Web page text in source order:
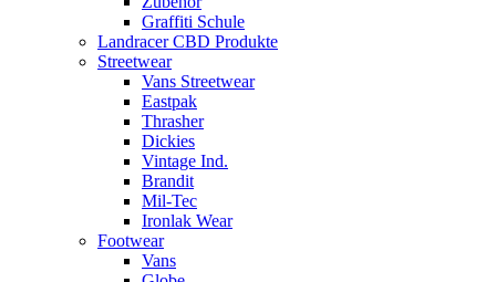
Graffiti Schule
Landracer CBD Produkte
Streetwear
Vans Streetwear
Eastpak
Thrasher
Dickies
Vintage Ind.
Brandit
Mil-Tec
Ironlak Wear
Footwear
Vans